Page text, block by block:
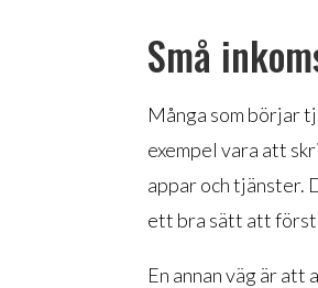
Små
Många som börjar
exempel vara att
appar och tjänster.
ett bra sätt att
En annan väg är